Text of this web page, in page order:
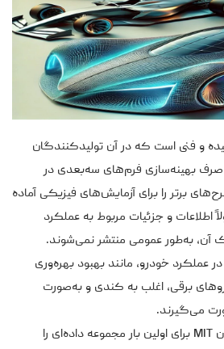
و فنی است که در آن تولیدکنندگان
بهینه‌سازی فرم‌های سه‌بعدی در
برتر را برای آزمایش‌های فیزیکی آماده
اطلاعات و جزئیات مربوط به عملکرد
آن، به‌طور عمومی منتشر نمی‌شوند.
عملکرد خودرو، مانند بهبود بهره‌وری
برقی، اغلب به کندی و به‌صورت
می‌گیرند.
اما حالا گروهی از مهندسان MIT برای اولین بار مجموعه داده‌ای را